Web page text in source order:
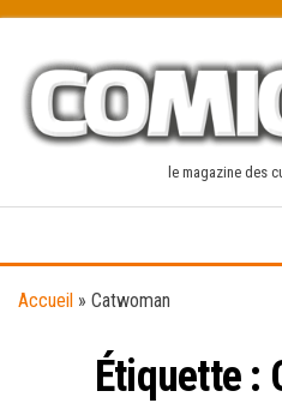
content
le magazine des
Accueil » Catwoman
Étiquette :